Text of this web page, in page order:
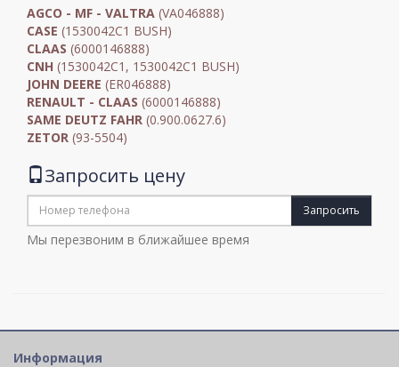
AGCO - MF - VALTRA (VA046888)
CASE (1530042C1 BUSH)
CLAAS (6000146888)
CNH (1530042C1, 1530042C1 BUSH)
JOHN DEERE (ER046888)
RENAULT - CLAAS (6000146888)
SAME DEUTZ FAHR (0.900.0627.6)
ZETOR (93-5504)
Запросить цену
Запросить
Мы перезвоним в ближайшее время
Информация